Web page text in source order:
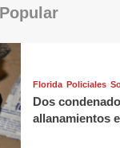
Florida Policiales
Dos
allanamientos